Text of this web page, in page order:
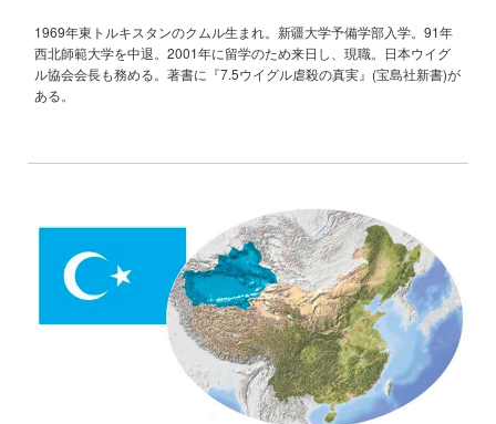
1969年東トルキスタンのクムル生まれ。新疆大学予備学部入学。91年
西北師範大学を中退。2001年に留学のため来日し、現職。日本ウイグ
ル協会会長も務める。著書に『7.5ウイグル虐殺の真実』(宝島社新書)が
ある。